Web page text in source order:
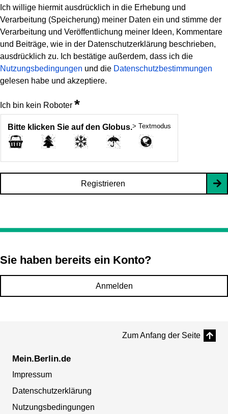
Ich willige hiermit ausdrücklich in die Erhebung und
Verarbeitung (Speicherung) meiner Daten ein und stimme der
Verarbeitung und Veröffentlichung meiner Ideen, Kommentare
und Beiträge, wie in der Datenschutzerklärung beschrieben,
ausdrücklich zu. Ich bestätige außerdem, dass ich die
Nutzungsbedingungen und die Datenschutzbestimmungen
gelesen habe und akzeptiere.
Ich bin kein Roboter *
Bitte klicken Sie auf den Globus.> Textmodus
Registrieren
Sie haben bereits ein Konto?
Anmelden
Zum Anfang der Seite
Mein.Berlin.de
Impressum
Datenschutzerklärung
Nutzungsbedingungen